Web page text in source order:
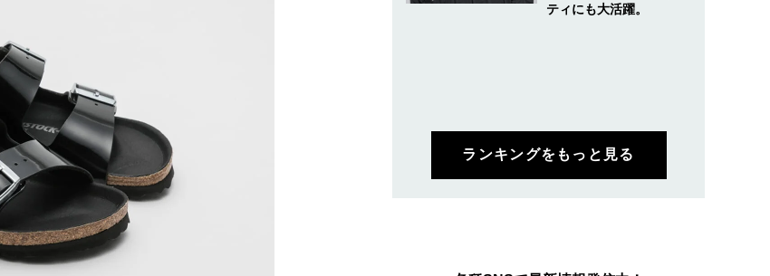
ティにも大活躍。
ランキングをもっと見る